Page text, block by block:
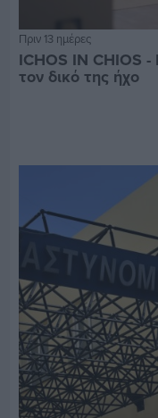
Πριν 13 ημέρες
ICHOS IN CHIOS
τον δικό της ήχο